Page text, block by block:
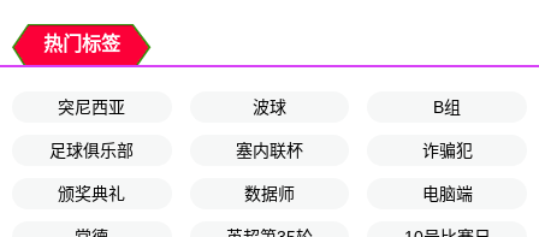
热门标签
突尼西亚 波球 B组
足球俱乐部 塞内联杯 诈骗犯
颁奖典礼 数据师 电脑端